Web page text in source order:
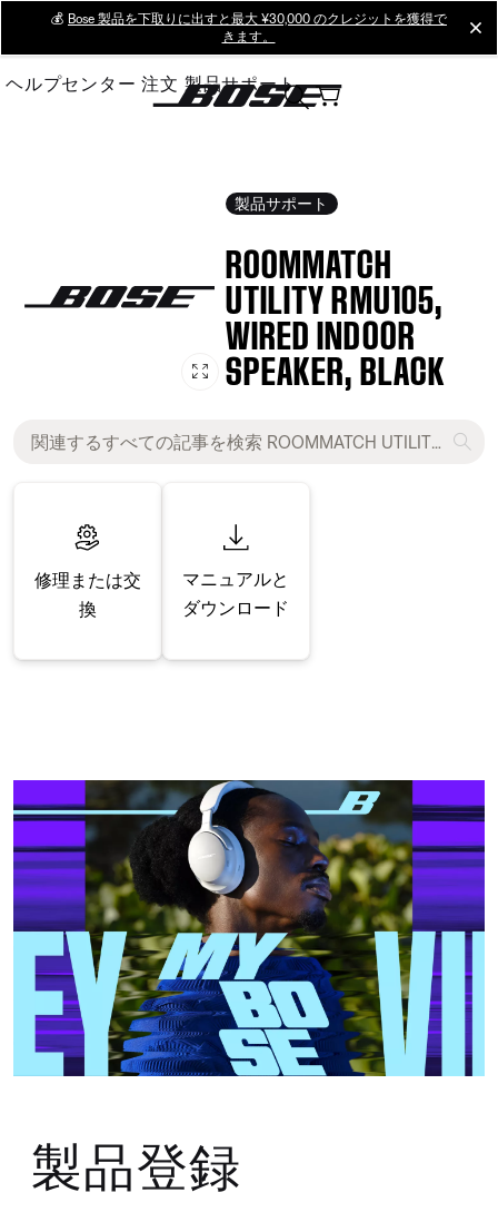
Main
💰 Bose 製品を下取りに出すと最大 ¥30,000 のクレジットを獲得で
きます。
ヘルプセンター 注文 製品サポート
製品サポート
ROOMMATCH
UTILITY RMU105,
WIRED INDOOR
SPEAKER, BLACK
修理または交
換
マニュアルと
ダウンロード
製品登録